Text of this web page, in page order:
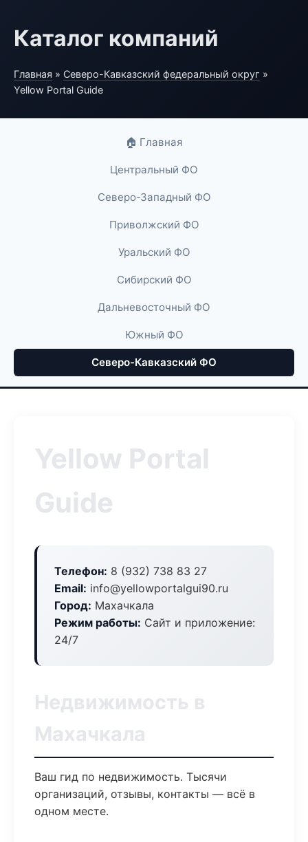
Каталог компаний
Главная » Северо-Кавказский федеральный округ »
Yellow Portal Guide
🏠 Главная
Центральный ФО
Северо-Западный ФО
Приволжский ФО
Уральский ФО
Сибирский ФО
Дальневосточный ФО
Южный ФО
Северо-Кавказский ФО
Yellow Portal
Guide
Телефон: 8 (932) 738 83 27
Email: info@yellowportalgui90.ru
Город: Махачкала
Режим работы: Сайт и приложение:
24/7
Недвижимость в
Махачкала
Ваш гид по недвижимость. Тысячи
организаций, отзывы, контакты — всё в
одном месте.